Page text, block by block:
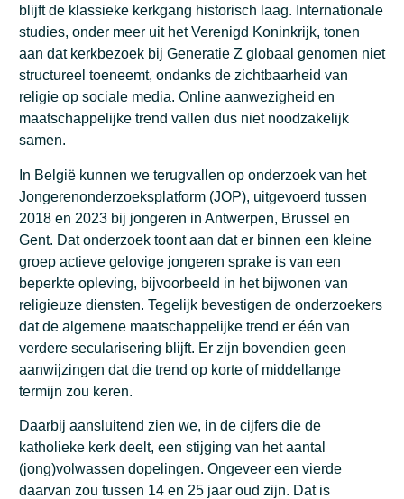
blijft de klassieke kerkgang historisch laag. Internationale
studies, onder meer uit het Verenigd Koninkrijk, tonen
aan dat kerkbezoek bij Generatie Z globaal genomen niet
structureel toeneemt, ondanks de zichtbaarheid van
religie op sociale media. Online aanwezigheid en
maatschappelijke trend vallen dus niet noodzakelijk
samen.
In België kunnen we terugvallen op onderzoek van het
Jongerenonderzoeksplatform (JOP), uitgevoerd tussen
2018 en 2023 bij jongeren in Antwerpen, Brussel en
Gent. Dat onderzoek toont aan dat er binnen een kleine
groep actieve gelovige jongeren sprake is van een
beperkte opleving, bijvoorbeeld in het bijwonen van
religieuze diensten. Tegelijk bevestigen de onderzoekers
dat de algemene maatschappelijke trend er één van
verdere secularisering blijft. Er zijn bovendien geen
aanwijzingen dat die trend op korte of middellange
termijn zou keren.
Daarbij aansluitend zien we, in de cijfers die de
katholieke kerk deelt, een stijging van het aantal
(jong)volwassen dopelingen. Ongeveer een vierde
daarvan zou tussen 14 en 25 jaar oud zijn. Dat is